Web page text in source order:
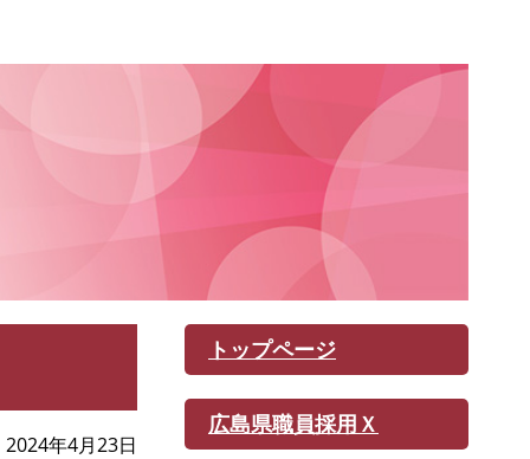
2024年4月23日
トップページ
広島県職員採用Ｘ